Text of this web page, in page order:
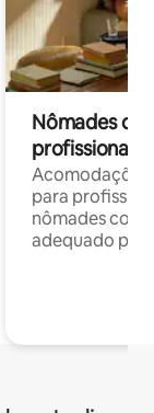
Nômades
profissionais
para
nômades com
adequado